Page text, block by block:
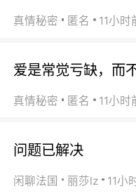
真情秘密 匿名 11小时
爱是常觉亏缺，而
真情秘密 匿名 11小时
问题已解决
闲聊法国 丽莎lz 11小